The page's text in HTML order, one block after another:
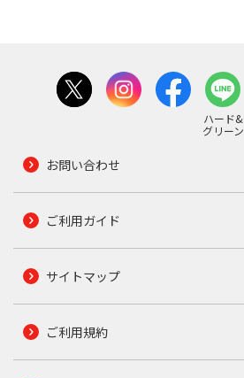
ハード&
グリーン
お問い合わせ
ご利用ガイド
サイトマップ
ご利用規約